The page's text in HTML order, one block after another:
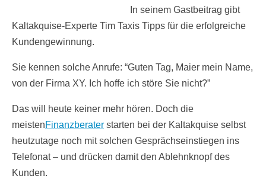
In seinem Gastbeitrag gibt
Kaltakquise-Experte Tim Taxis Tipps für die erfolgreiche
Kundengewinnung.
Sie kennen solche Anrufe: “Guten Tag, Maier mein Name,
von der Firma XY. Ich hoffe ich störe Sie nicht?”
Das will heute keiner mehr hören. Doch die
meistenFinanzberater starten bei der Kaltakquise selbst
heutzutage noch mit solchen Gesprächseinstiegen ins
Telefonat – und drücken damit den Ablehnknopf des
Kunden.